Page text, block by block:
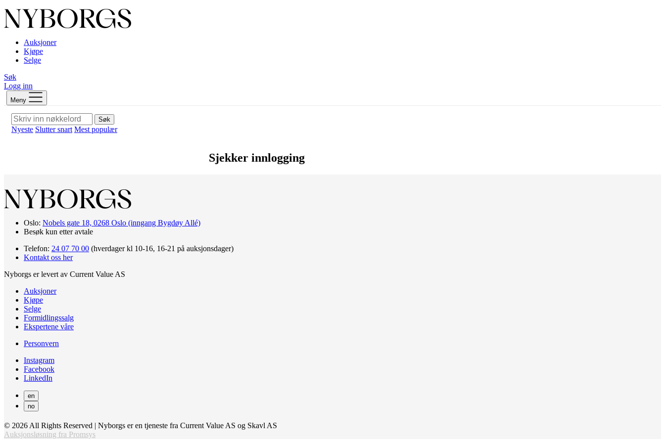
Auksjoner
Kjøpe
Selge
Søk
Logg inn
Meny
Søk
Nyeste Slutter snart Mest populær
Sjekker innlogging
Oslo: Nobels gate 18, 0268 Oslo (inngang Bygdøy Allé)
Besøk kun etter avtale
Telefon: 24 07 70 00 (hverdager kl 10-16, 16-21 på auksjonsdager)
Kontakt oss her
Nyborgs er levert av Current Value AS
Auksjoner
Kjøpe
Selge
Formidlingssalg
Ekspertene våre
Personvern
Instagram
Facebook
LinkedIn
en
no
© 2026 All Rights Reserved | Nyborgs er en tjeneste fra Current Value AS og Skavl AS
Auksjonsløsning fra Promsys